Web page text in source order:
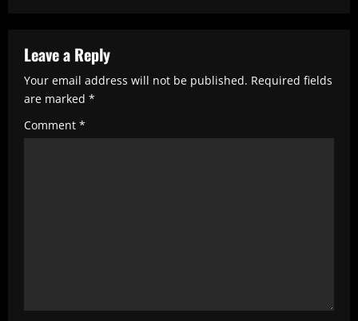
R
e
a
d
Leave a Reply
Your email address will not be published. Required fields
are marked *
Comment *